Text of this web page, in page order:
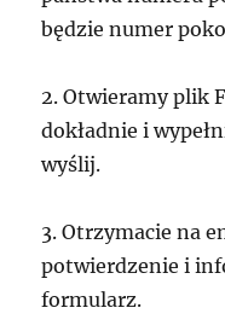
będzie numer
2. Otwieramy plik
dokładnie i
wyślij.
3. Otrzymacie na
potwierdzenie i
formularz.